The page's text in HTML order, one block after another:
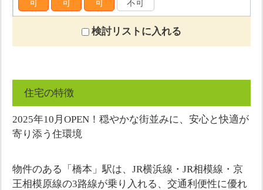
可
可
可
不可
検討リストに入れる
住宅の特徴
2025年10月OPEN！穏やかな街並みに、安心と快適が
寄り添う住環境
物件のある「橋本」駅は、JR横浜線・JR相模線・京
王相模原線の3路線が乗り入れる、交通利便性に優れ